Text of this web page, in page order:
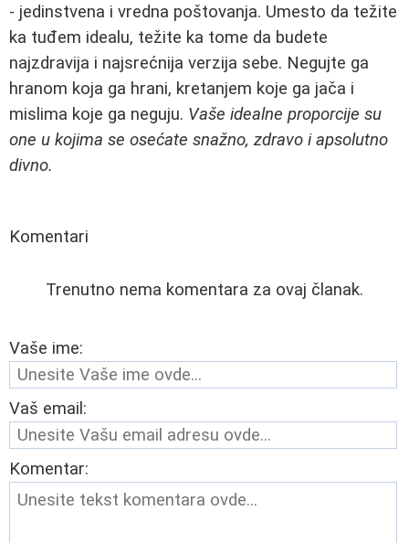
- jedinstvena i vredna poštovanja. Umesto da težite
ka tuđem idealu, težite ka tome da budete
najzdravija i najsrećnija verzija sebe. Negujte ga
hranom koja ga hrani, kretanjem koje ga jača i
mislima koje ga neguju. Vaše idealne proporcije su
one u kojima se osećate snažno, zdravo i apsolutno
divno.
Komentari
Trenutno nema komentara za ovaj članak.
Vaše ime:
Vaš email:
Komentar: